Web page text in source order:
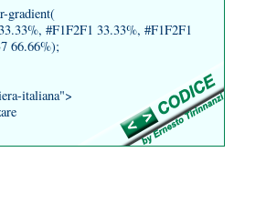
gradient(
#F1F2F1 33.33%, #F1F2F1
66.66%);
italiana">